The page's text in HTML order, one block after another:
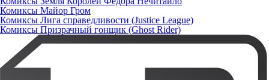
Комиксы Майор Гром
Комиксы Лига справедливости (Justice League)
Комиксы Призрачный гонщик (Ghost Rider)